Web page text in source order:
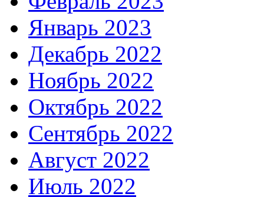
Январь 2023
Декабрь 2022
Ноябрь 2022
Октябрь 2022
Сентябрь 2022
Август 2022
Июль 2022